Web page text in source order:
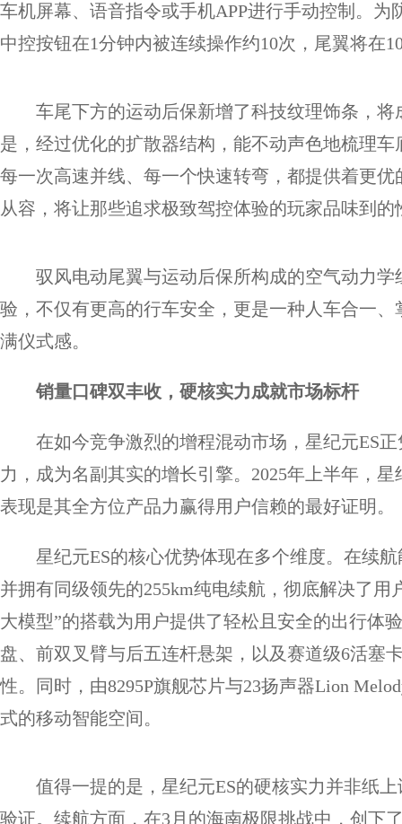
车机屏幕、语音指令或手机APP进行手动控制。
中控按钮在1分钟内被连续操作约10次，尾翼将在
车尾下方的运动后保新增了科技纹理饰条，
是，经过优化的扩散器结构，能不动声色地梳理
每一次高速并线、每一个快速转弯，都提供着更
从容，将让那些追求极致驾控体验的玩家品味到的
驭风电动尾翼与运动后保所构成的空气动力
验，不仅有更高的行车安全，更是一种人车合一
满仪式感。
销量口碑双丰收，硬核实力成就市场标杆
在如今竞争激烈的增程混动市场，星纪元ES
力，成为名副其实的增长引擎。2025年上半年，
表现是其全方位产品力赢得用户信赖的最好证明。
星纪元ES的核心优势体现在多个维度。在续
并拥有同级领先的255km纯电续航，彻底解决了
大模型”的搭载为用户提供了轻松且安全的出行体
盘、前双叉臂与后五连杆悬架，以及赛道级6活塞
性。同时，由8295P旗舰芯片与23扬声器Lion
式的移动智能空间。
值得一提的是，星纪元ES的硬核实力并非纸
验证。续航方面，在3月的海南极限挑战中，创下